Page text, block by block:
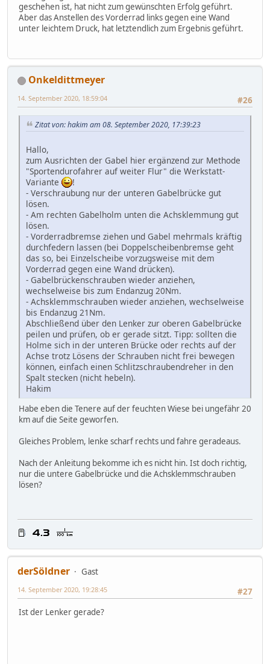
geschehen ist, hat nicht zum gewünschten Erfolg geführt.
Aber das Anstellen des Vorderrad links gegen eine Wand
unter leichtem Druck, hat letztendlich zum Ergebnis geführt.
Onkeldittmeyer
#26
14. September 2020, 18:59:04
Zitat von: hakim am 08. September 2020, 17:39:23
Hallo,
zum Ausrichten der Gabel hier ergänzend zur Methode
"Sportendurofahrer auf weiter Flur" die Werkstatt-
Variante
!
- Verschraubung nur der unteren Gabelbrücke gut
lösen.
- Am rechten Gabelholm unten die Achsklemmung gut
lösen.
- Vorderradbremse ziehen und Gabel mehrmals kräftig
durchfedern lassen (bei Doppelscheibenbremse geht
das so, bei Einzelscheibe vorzugsweise mit dem
Vorderrad gegen eine Wand drücken).
- Gabelbrückenschrauben wieder anziehen,
wechselweise bis zum Endanzug 20Nm.
- Achsklemmschrauben wieder anziehen, wechselweise
bis Endanzug 21Nm.
Abschließend über den Lenker zur oberen Gabelbrücke
peilen und prüfen, ob er gerade sitzt. Tipp: sollten die
Holme sich in der unteren Brücke oder rechts auf der
Achse trotz Lösens der Schrauben nicht frei bewegen
können, einfach einen Schlitzschraubendreher in den
Spalt stecken (nicht hebeln).
Hakim
Habe eben die Tenere auf der feuchten Wiese bei ungefähr 20
km auf die Seite geworfen.
Gleiches Problem, lenke scharf rechts und fahre geradeaus.
Nach der Anleitung bekomme ich es nicht hin. Ist doch richtig,
nur die untere Gabelbrücke und die Achsklemmschrauben
lösen?
derSöldner
Gast
#27
14. September 2020, 19:28:45
Ist der Lenker gerade?